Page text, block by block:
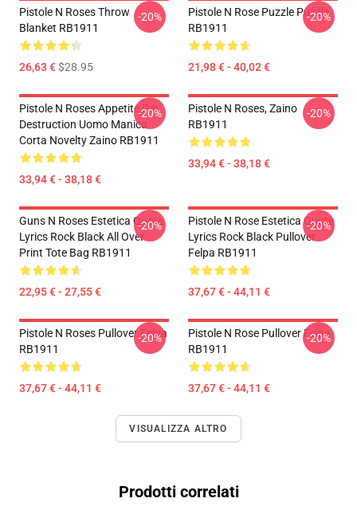
Pistole N Roses Throw
Blanket RB1911
26,63 €$28.95
-20%
Pistole N Rose Puzzle Puzzle
RB1911
21,98 € - 40,02 €
-20%
Pistole N Roses Appetite Per
Destruction Uomo Manica
Corta Novelty Zaino RB1911
33,94 € - 38,18 €
-20%
Pistole N Roses, Zaino
RB1911
33,94 € - 38,18 €
-20%
Guns N Roses Estetica Quote
Lyrics Rock Black All Over
Print Tote Bag RB1911
22,95 € - 27,55 €
-20%
Pistole N Rose Estetica Quote
Lyrics Rock Black Pullover
Felpa RB1911
37,67 € - 44,11 €
-20%
Pistole N Roses Pullover Felpa
RB1911
37,67 € - 44,11 €
-20%
Pistole N Rose Pullover Felpa
RB1911
37,67 € - 44,11 €
-20%
VISUALIZZA ALTRO
Prodotti correlati